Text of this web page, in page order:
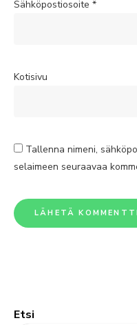
Sähköpostiosoite *
Kotisivu
Tallenna nimeni,
selaimeen seuraavaa
Etsi